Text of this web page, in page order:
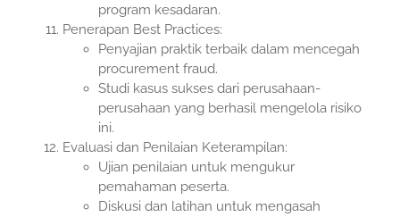
program kesadaran.
Penerapan Best Practices:
Penyajian praktik terbaik dalam mencegah
procurement fraud.
Studi kasus sukses dari perusahaan-
perusahaan yang berhasil mengelola risiko
ini.
Evaluasi dan Penilaian Keterampilan:
Ujian penilaian untuk mengukur
pemahaman peserta.
Diskusi dan latihan untuk mengasah